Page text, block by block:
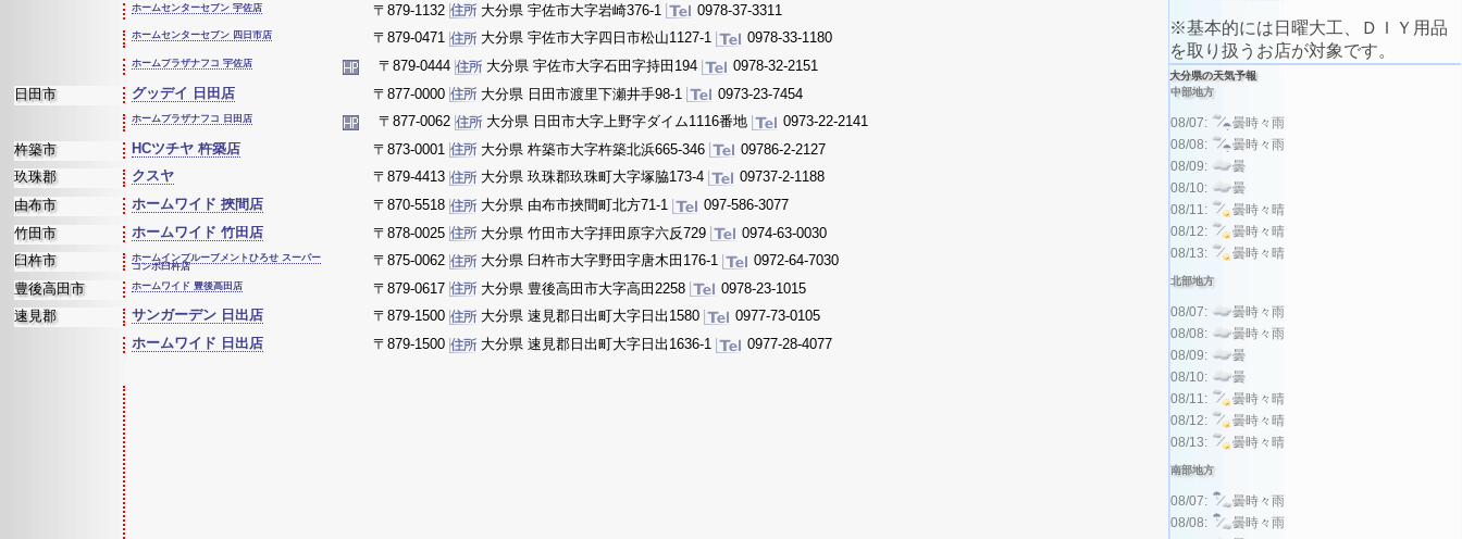
ホームセンターセブン 宇佐店 〒879-1132 大分県 宇佐市大字岩崎376-1 0978-37-3311
ホームセンターセブン 四日市店 〒879-0471 大分県 宇佐市大字四日市松山1127-1 0978-33-1180
ホームプラザナフコ 宇佐店 〒879-0444 大分県 宇佐市大字石田字持田194
0978-32-2151
日田市
グッデイ 日田店 〒877-0000 大分県 日田市渡里下瀬井手98-1 0973-23-7454
ホームプラザナフコ 日田店 〒877-0062 大分県 日田市大字上野字ダイム1116番地
0973-22-2141
杵築市
HCツチヤ 杵築店 〒873-0001 大分県 杵築市大字杵築北浜665-346
09786-2-2127
玖珠郡
クスヤ 〒879-4413 大分県 玖珠郡玖珠町大字塚脇173-4
09737-2-1188
由布市
ホームワイド 挾間店 〒870-5518 大分県 由布市挾間町北方71-1
097-586-3077
竹田市
ホームワイド 竹田店 〒878-0025 大分県 竹田市大字拝田原字六反729
0974-63-0030
臼杵市
ホームインプルーブメントひろせ スーパー
コンボ臼杵店
〒875-0062 大分県 臼杵市大字野田字唐木田176-1
0972-64-7030
豊後高田市
ホームワイド 豊後高田店 〒879-0617 大分県 豊後高田市大字高田2258
0978-23-1015
速見郡
サンガーデン 日出店 〒879-1500 大分県 速見郡日出町大字日出1580
0977-73-0105
ホームワイド 日出店
〒879-1500 大分県 速見郡日出町大字日出1636-1 0977-28-4077
※基本的には日曜大工、ＤＩＹ用品
を取り扱うお店が対象です。
大分県の天気予報
中部地方
08/07:
曇時々雨
08/08:
曇時々雨
08/09:
曇
08/10:
曇
08/11:
曇時々晴
08/12:
曇時々晴
08/13:
曇時々晴
北部地方
08/07:
曇時々雨
08/08:
曇時々雨
08/09:
曇
08/10:
曇
08/11:
曇時々晴
08/12:
曇時々晴
08/13:
曇時々晴
南部地方
08/07:
曇時々雨
08/08:
曇時々雨